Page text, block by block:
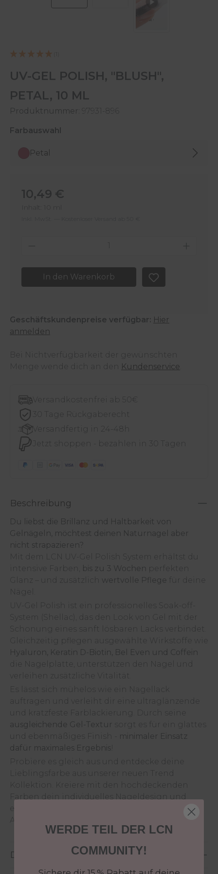
UV-GEL POLISH, "BLUSH",
PETAL, 10 ML
Produktnummer: 97931-896
Farbauswahl
Petal
Regulärer Preis:
10,49 €
Inhalt:
Produkt Anzahl: Gib den
In den Warenkorb
Geschäftskundenpreise verfügbar: Hier
anmelden
Bei Nichtverfügbarkeit der gewünschten
Menge wende dich an den
Kundenservice
Versandkostenfrei ab 50€
30 Tage Rückgaberecht
Versandfertig in 24-48h
Jetzt shoppen - bezahlen in 30 Tagen
Beschreibung
Du liebst die Brillanz und Haltbarkeit von
Gelnägeln, möchtest deinen Naturnagel aber
nicht strapazieren?
Mit dem LCN UV-Gel Polish System erhältst du
intensive Farben,
bis zu 3 Wochen perfekten
Glanz – und zusätzlich wertvolle Pflege für deine
Nägel.
UV-Gel Polish ist ein professionelles Soak-off-
System (Shellac), das den Look von Gel mit der
Schonung eines sanft lösbaren Lacks verbindet.
Gleichzeitig pflegen ausgewählte Wirkstoffe wie
Hyaluron, Keratin D-Biotin, Bel Even und Coffein
die Nagelplatte, unterstützen den Nagel und
verleihen zusätzliche Vitalität.
Es lässt sich mühelos wie ein Nagellack
auftragen und verleiht dir eine ultraglänzende
und kratzfeste Farblackierung. Durch seine
ausgleichende Gel-Textur sorgt es für ein glattes
und ebenmäßiges Finish -
minimaler Einsatz
dafür maximales Ergebnis
Probiere es gleich aus und entdecke deine
Lieblingsfarbe aus unserer neuen Trend
Kollektion. Kreiere mit den hochdeckenden
Farben dein individuelles Nageldesign und
erlebe den Unterschied schon beim ersten
Auftrag – wie für dich gemacht!
Details
WERDE TEIL DER LCN
COMMUNITY!